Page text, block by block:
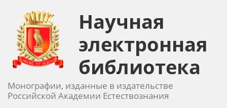
Научная
электронная
библиотека
Монографии, изданные в издательстве
Российской Академии Естествознания